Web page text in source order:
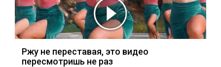
Ржу не переставая, это видео
пересмотришь не раз